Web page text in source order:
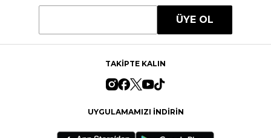
ÜYE OL
TAKİPTE KALIN
UYGULAMAMIZI İNDİRİN